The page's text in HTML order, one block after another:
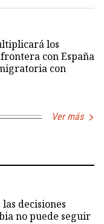
los
con España
con
Ver más
decisiones
no puede seguir